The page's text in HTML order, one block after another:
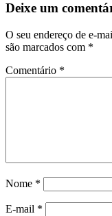
Deixe um
O seu endereço de e-
são marcados com *
Comentário *
Nome *
E-mail *